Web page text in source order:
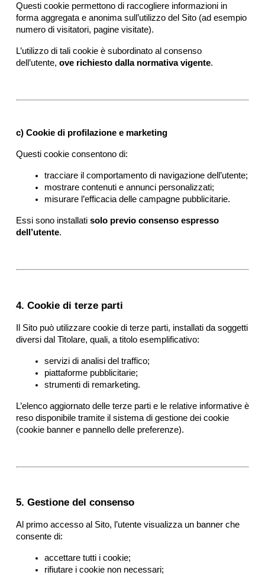
Questi cookie permettono di raccogliere informazioni in
forma aggregata e anonima sull’utilizzo del Sito (ad esempio
numero di visitatori, pagine visitate).
L’utilizzo di tali cookie è subordinato al consenso
dell’utente, ove richiesto dalla normativa vigente.
c) Cookie di profilazione e marketing
Questi cookie consentono di:
tracciare il comportamento di navigazione dell’utente;
mostrare contenuti e annunci personalizzati;
misurare l’efficacia delle campagne pubblicitarie.
Essi sono installati solo previo consenso espresso
dell’utente.
4. Cookie di terze parti
Il Sito può utilizzare cookie di terze parti, installati da soggetti
diversi dal Titolare, quali, a titolo esemplificativo:
servizi di analisi del traffico;
piattaforme pubblicitarie;
strumenti di remarketing.
L’elenco aggiornato delle terze parti e le relative informative è
reso disponibile tramite il sistema di gestione dei cookie
(cookie banner e pannello delle preferenze).
5. Gestione del consenso
Al primo accesso al Sito, l’utente visualizza un banner che
consente di:
accettare tutti i cookie;
rifiutare i cookie non necessari;